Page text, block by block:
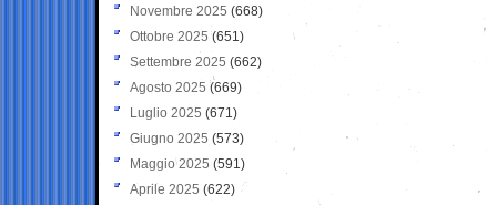
Novembre 2025 (668)
Ottobre 2025 (651)
Settembre 2025 (662)
Agosto 2025 (669)
Luglio 2025 (671)
Giugno 2025 (573)
Maggio 2025 (591)
Aprile 2025 (622)